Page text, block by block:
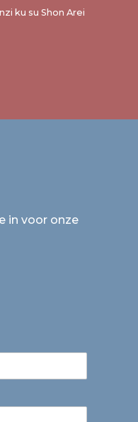
ku su Shon Arei
in voor onze